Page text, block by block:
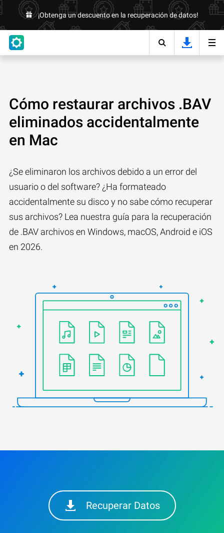
¡Obtenga un descuento en la recuperación de datos!
Cómo restaurar archivos .BAV
eliminados accidentalmente
en Mac
¿Se eliminaron los archivos debido a un error del
usuario o del software? ¿Ha formateado
accidentalmente su disco y no sabe cómo recuperar
sus archivos? Lea nuestra guía para la recuperación
de .BAV archivos en Windows, macOS, Android e iOS
en 2026.
Recuperar Datos